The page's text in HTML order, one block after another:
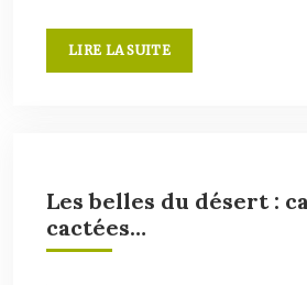
LIRE LA SUITE
Les belles du désert :
cactées…